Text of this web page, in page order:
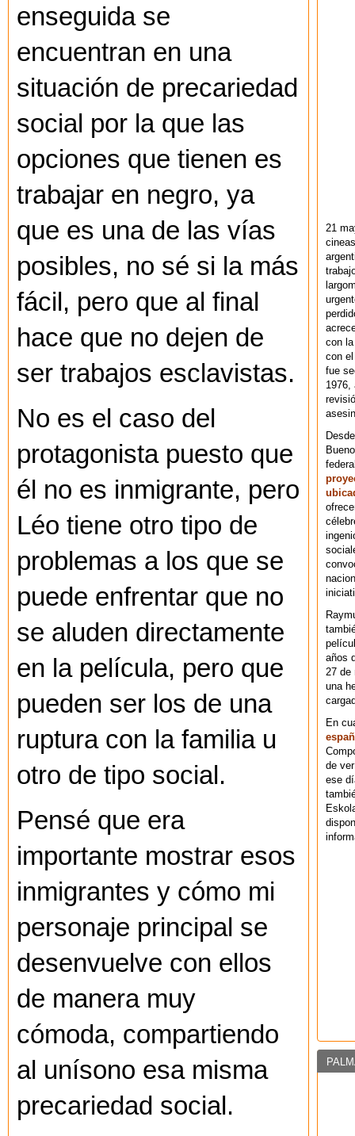
enseguida se
encuentran en una
situación de precariedad
social por la que las
opciones que tienen es
trabajar en negro, ya
que es una de las vías
posibles, no sé si la más
fácil, pero que al final
hace que no dejen de
ser trabajos esclavistas.
No es el caso del
protagonista puesto que
él no es inmigrante, pero
Léo tiene otro tipo de
problemas a los que se
puede enfrentar que no
se aluden directamente
en la película, pero que
pueden ser los de una
ruptura con la familia u
otro de tipo social.
Pensé que era
importante mostrar esos
inmigrantes y cómo mi
personaje principal se
desenvuelve con ellos
de manera muy
cómoda, compartiendo
al unísono esa misma
precariedad social.
21
con
con
fue
1976,
años
27 de
una
En
de
ese